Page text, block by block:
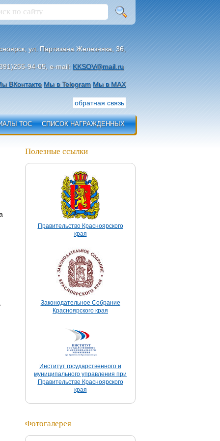
ул. Партизана Железняка, 36,
94-05, e-mail: KKSOV@mail.ru
ВКонтакте Мы в Telegram Мы в МАХ
обратная связь
ТОС СПИСОК НАГРАЖДЕННЫХ
Полезные ссылки
Правительство Красноярского
края
Законодательное Собрание
Красноярского края
Институт государственного и
муниципального управления при
Правительстве Красноярского
края
Фотогалерея